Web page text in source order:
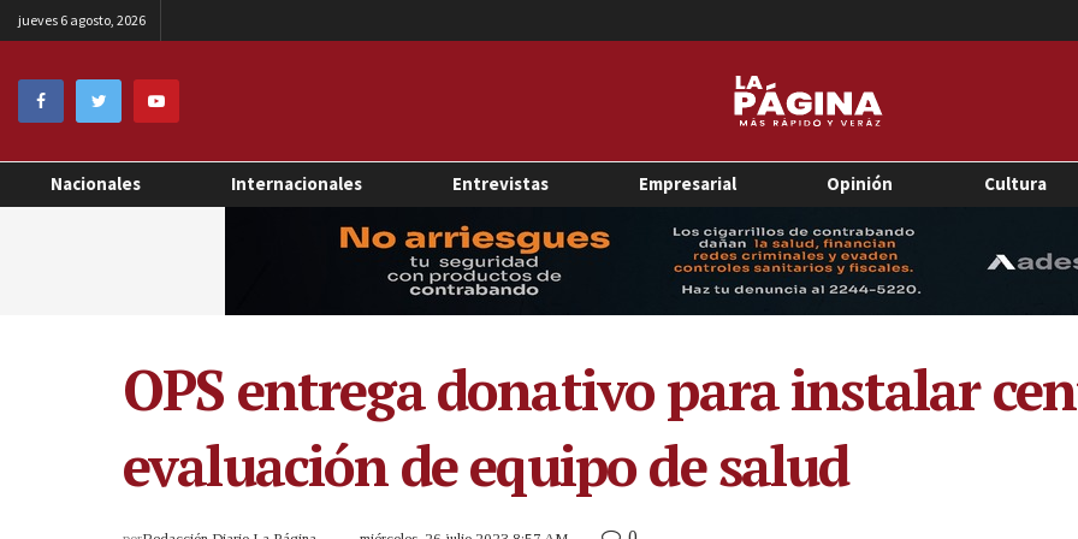
jueves 6 agosto, 2026
Nacionales Internacionales Entrevistas Empresarial Opinión Cultura
OPS entrega donativo para instalar
evaluación de equipo de salud